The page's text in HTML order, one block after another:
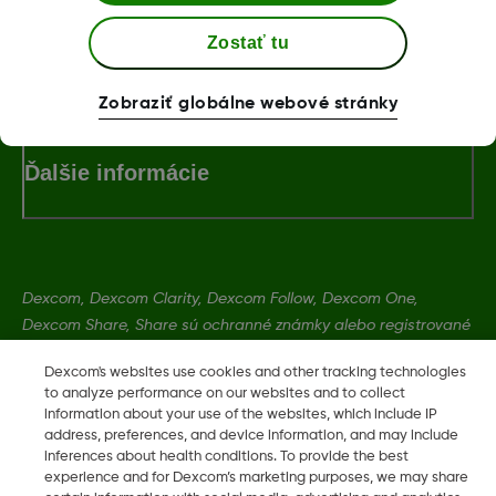
Podmienky a zásady používania
Ďalšie informácie
Dexcom, Dexcom Clarity, Dexcom Follow, Dexcom One,
Dexcom Share, Share sú ochranné známky alebo registrované
krajinách.
LBL021770 Rev001
Dexcom's websites use cookies and other tracking technologies
to analyze performance on our websites and to collect
information about your use of the websites, which include IP
address, preferences, and device information, and may include
inferences about health conditions. To provide the best
experience and for Dexcom’s marketing purposes, we may share
Zostať tu
Zobraziť globálne webové stránky